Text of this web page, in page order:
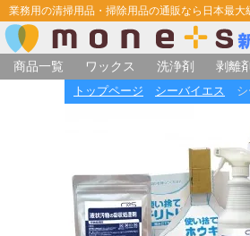
業務用の清掃用品・掃除用品の通販なら日本最
商品一覧
ワックス 洗浄剤 剥離剤
トップページ シーバイエス